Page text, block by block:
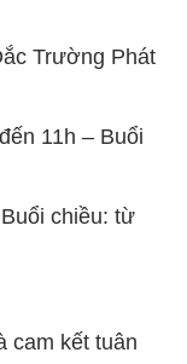
chiều: từ
tốt nhất cho
việc cao
CHẤT ĐẮC